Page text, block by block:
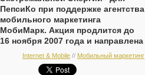
ПепсиКо при поддержке агентства
мобильного маркетинга
МобиМарк. Акция продлится до
16 ноября 2007 года и направлена
на повышение продаж напитка.
Internet & Mobile // Мобильный маркетинг